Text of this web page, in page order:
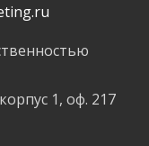
1, оф. 217